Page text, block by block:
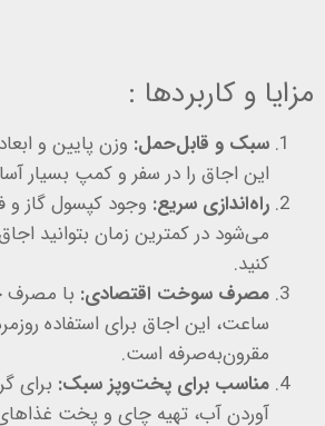
مزایا و کاربردها :
سبک و قابل‌حمل: وزن پایین و
این اجاق را در سفر و کمپ بسیار
راه‌اندازی سریع: وجود کپسول گاز و
می‌شود در کمترین زمان بتوانید اجاق
کنید.
مصرف سوخت اقتصادی:
ساعت، این اجاق برای استفاده
مقرون‌به‌صرفه است.
مناسب برای پخت‌وپز سبک: برای
آوردن آب، تهیه چای و پخت